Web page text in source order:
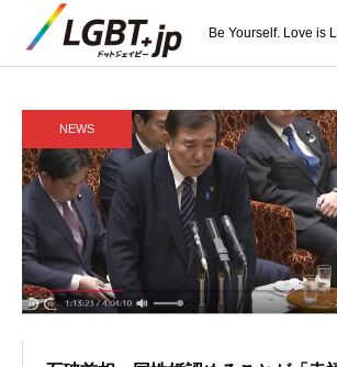
Be Yourself. Love is
NEWS